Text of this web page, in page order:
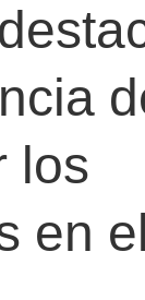
los
en